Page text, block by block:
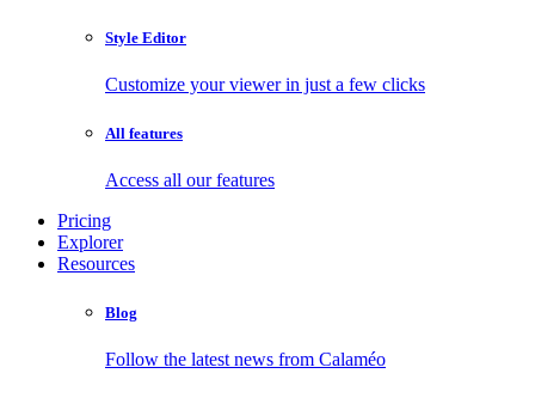
Style Editor
Customize your viewer in just a few clicks
All features
Access all our features
Pricing
Explorer
Resources
Blog
Follow the latest news from Calaméo